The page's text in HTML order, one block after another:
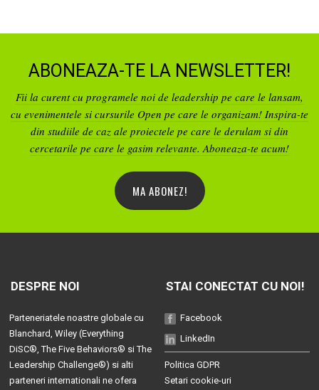
ABONEAZA-TE LA NEWSLETTER!
Fii la curent cu programele noi de leadership pe care le lansam,
cu evenimentele si cursurile Open pe care le organizam! Inspira-te
din studiile de caz ale proiectele pe care le derulam si din
cercetarile pe care le gasim relevante. Aboneaza-te acum!
MA ABONEZ!
DESPRE NOI
Parteneriatele noastre globale cu
Blanchard, Wiley (Everything
DiSC®,The Five Behaviors® siThe
Leadership Challenge®) si alti
parteneri internationali ne ofera
STAI CONECTAT CU NOI!
Facebook
LinkedIn
Politica GDPR
Setari cookie-uri